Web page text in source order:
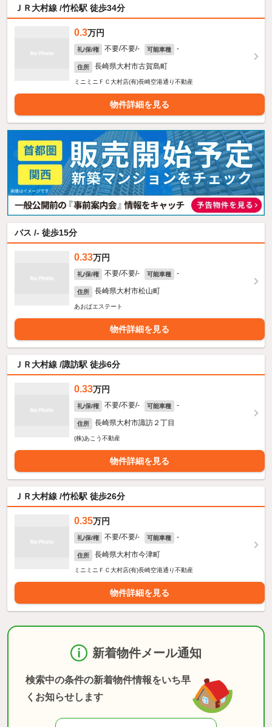
ＪＲ大村線 /竹松駅 徒歩34分
0.3万円
礼/保/権 不要/不要/- 可能車種 -
住所 長崎県大村市古賀島町
ミニミニＦＣ大村店(有)長崎空港通り不動産
物件詳細を見る
バス /- 徒歩15分
0.33万円
礼/保/権 不要/不要/- 可能車種 -
住所 長崎県大村市松山町
あおばエステート
物件詳細を見る
ＪＲ大村線 /諏訪駅 徒歩6分
0.33万円
礼/保/権 不要/不要/- 可能車種 -
住所 長崎県大村市諏訪２丁目
(株)あこう不動産
物件詳細を見る
ＪＲ大村線 /竹松駅 徒歩26分
0.35万円
礼/保/権 不要/不要/- 可能車種 -
住所 長崎県大村市今津町
ミニミニＦＣ大村店(有)長崎空港通り不動産
物件詳細を見る
新着物件メール通知
検索中の条件の新着物件情報をいち早
くお知らせします